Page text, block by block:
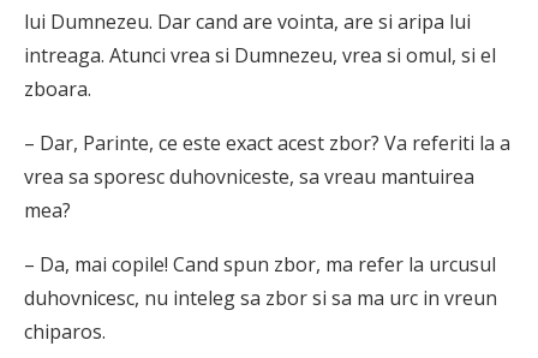
lui Dumnezeu. Dar cand are vointa, are si aripa lui
intreaga. Atunci vrea si Dumnezeu, vrea si omul, si el
zboara.
– Dar, Parinte, ce este exact acest zbor? Va referiti la a
vrea sa sporesc duhovniceste, sa vreau mantuirea
mea?
– Da, mai copile! Cand spun zbor, ma refer la urcusul
duhovnicesc, nu inteleg sa zbor si sa ma urc in vreun
chiparos.